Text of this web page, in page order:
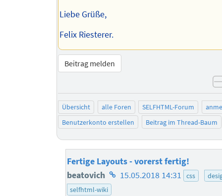
Liebe Grüße,
Felix Riesterer.
Beitrag melden
Übersicht alle Foren SELFHTML-Forum
Benutzerkonto erstellen
Beitrag im Thread-Baum
Fertige Layouts - vorerst fertig!
beatovich Homepage
des
15.05.2018 14:31 css
selfhtml-wiki